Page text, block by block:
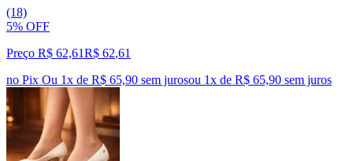
(18)
5% OFF
Preço R$ 62,61R$ 62,61
no Pix Ou 1x de R$ 65,90 sem jurosou 1x de R$ 65,90 sem juros